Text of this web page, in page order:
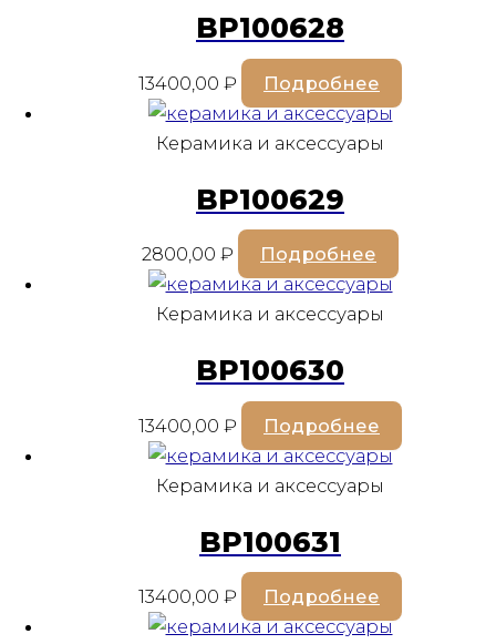
BP100628
13400,00 ₽ Подробнее
Керамика и аксессуары
BP100629
2800,00 ₽ Подробнее
Керамика и аксессуары
BP100630
13400,00 ₽ Подробнее
Керамика и аксессуары
BP100631
13400,00 ₽ Подробнее